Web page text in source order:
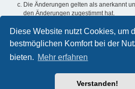
Diese Website nutzt Cookies, um
bestmöglichen Komfort bei der
bieten. Mehr erfahren
Verstanden!
Die Änderungen gelten als anerkannt
den Änderungen zugestimmt hat.
Informationen über den Umgang mit
sind in der Datenschutzerklärung
Powered byphpBB® Forum